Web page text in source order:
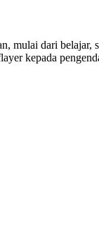
dari belajar,
kepada